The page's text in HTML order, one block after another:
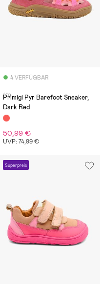
4 VERFÜGBAR
(0)
Primigi Pyr Barefoot Sneaker,
Dark Red
50,99 €
UVP: 74,99 €
Superpreis